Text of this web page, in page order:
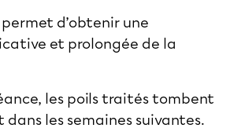
d’obtenir une
et prolongée de la
les poils traités tombent
dans les semaines suivantes.